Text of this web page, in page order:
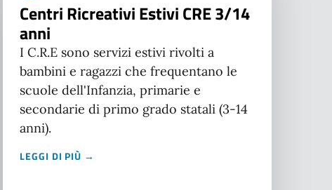
Centri Ricreativi Estivi CRE 3/14
anni
I C.R.E sono servizi estivi rivolti a
bambini e ragazzi che frequentano le
scuole dell'Infanzia, primarie e
secondarie di primo grado statali (3-14
anni).
LEGGI DI PIÙ →